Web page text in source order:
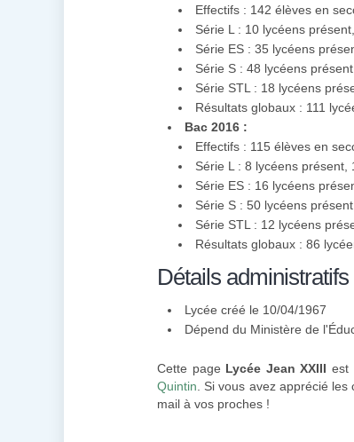
Effectifs : 142 élèves en
Série L : 10 lycéens
Série ES : 35 lycéens
Série S : 48 lycéens
Série STL : 18 lycéens
Résultats globaux : 111
Bac 2016 :
Effectifs : 115 élèves en
Série L : 8 lycéens présent,
Série ES : 16 lycéens
Série S : 50 lycéens
Série STL : 12 lycéens
Résultats globaux : 86
Détails
Lycée créé le 10/04/1967
Dépend du Ministère de
Cette page Lycée Jean XXIII est
Quintin . Si vous avez apprécié
mail à vos proches !